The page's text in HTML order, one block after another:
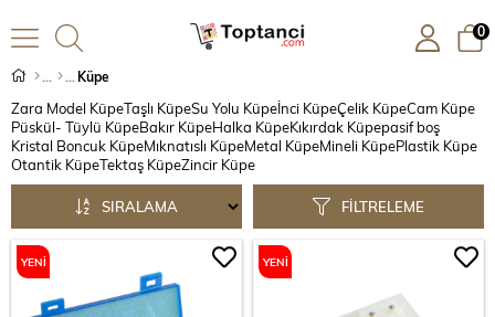
0
Küpe
Zara Model KüpeTaşlı KüpeSu Yolu Küpeİnci KüpeÇelik KüpeCam Küpe
Püskül- Tüylü KüpeBakır KüpeHalka KüpeKıkırdak Küpepasif boş
Kristal Boncuk KüpeMıknatıslı KüpeMetal KüpeMineli KüpePlastik Küpe
Otantik KüpeTektaş KüpeZincir Küpe
FILTRELEME
SIRALAMA
YENI YENI